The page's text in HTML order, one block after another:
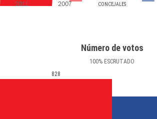
CONCEJALES
2011 2007
Número de votos
100% ESCRUTADO
828